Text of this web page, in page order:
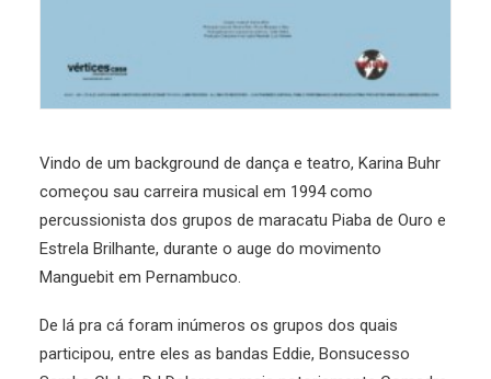
Vindo de um background de dança e teatro, Karina Buhr
começou sau carreira musical em 1994 como
percussionista dos grupos de maracatu Piaba de Ouro e
Estrela Brilhante, durante o auge do movimento
Manguebit em Pernambuco.
De lá pra cá foram inúmeros os grupos dos quais
participou, entre eles as bandas Eddie, Bonsucesso